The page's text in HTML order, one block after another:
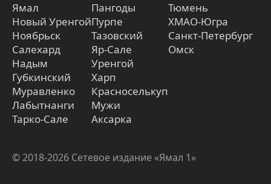
Ямал
Новый Уренгой
Ноябрьск
Салехард
Надым
Губкинский
Муравленко
Лабытнанги
Тарко-Сале
Пангоды
Пурпе
Тазовский
Яр-Сале
Уренгой
Харп
Красноселькуп
Мужи
Аксарка
Тюмень
ХМАО-Югра
Санкт-Петербург
Омск
© 2018-2026 Сетевое издание «Ямал 1»